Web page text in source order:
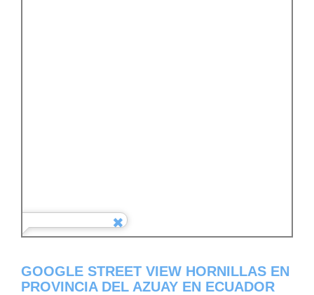
GOOGLE STREET VIEW HORNILLAS EN
PROVINCIA DEL AZUAY EN ECUADOR